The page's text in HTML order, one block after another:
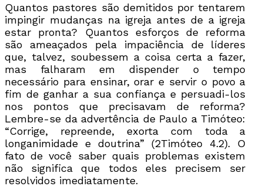
Quantos pastores são demitidos por tentarem
impingir mudanças na igreja antes de a igreja
estar pronta? Quantos esforços de reforma
são ameaçados pela impaciência de líderes
que, talvez, soubessem a coisa certa a fazer,
mas falharam em dispender o tempo
necessário para ensinar, orar e servir o povo a
fim de ganhar a sua confiança e persuadi-los
nos pontos que precisavam de reforma?
Lembre-se da advertência de Paulo a Timóteo:
“Corrige, repreende, exorta com toda a
longanimidade e doutrina” (2Timóteo 4.2). O
fato de você saber quais problemas existem
não significa que todos eles precisem ser
resolvidos imediatamente.